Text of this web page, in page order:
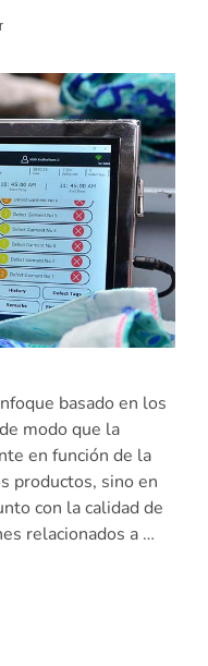
basado en los
modo que la
en función de la
productos, sino en
con la calidad de
relacionados a …